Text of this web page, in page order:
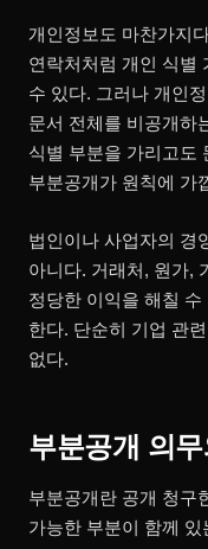
개인정보도 마찬가지
연락처처럼 개인 식별
수 있다. 그러나 개인
문서 전체를 비공개하
식별 부분을 가리고도
부분공개가 원칙에 가
법인이나 사업자의 경
아니다. 거래처, 원가,
정당한 이익을 해칠
한다. 단순히 기업 관
없다.
부분공개 의
부분공개란 공개 청구
가능한 부분이 함께